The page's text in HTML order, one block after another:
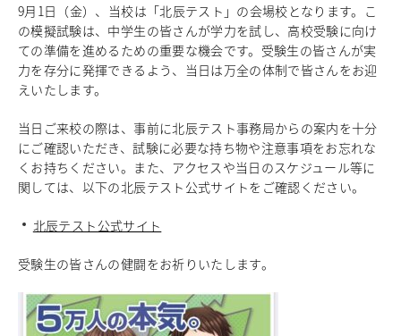
中学校教育
独自の教育
国際理解教育
ICT教育
進路サポート
中学入試関連
制服紹介
高等学校 Senior High School
コース紹介
総合進学コース
高等学校教育
校内塾
9月1日（金）、当校は「北辰テスト」の会場校となります。こ
の模擬試験は、中学生の皆さんが学力を試し、高校受験に向け
ての準備を進めるための重要な機会です。受験生の皆さんが実
力を存分に発揮できるよう、当日は万全の体制で皆さんをお迎
えいたします。
当日ご来校の際は、事前に北辰テスト事務局からの案内を十分
にご確認いただき、試験に必要な持ち物や注意事項をお忘れな
くお持ちください。また、アクセスや当日のスケジュール等に
関しては、以下の北辰テスト公式サイトをご確認ください。
北辰テスト公式サイト
受験生の皆さんの健闘をお祈りいたします。